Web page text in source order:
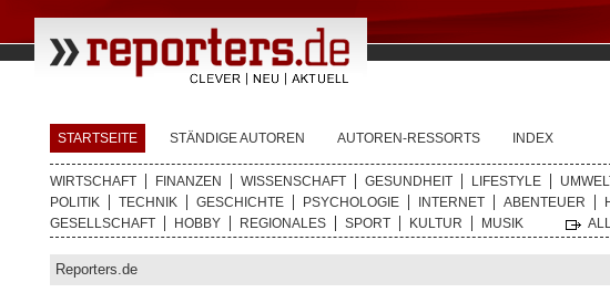
STARTSEITE STÄNDIGE AUTOREN AUTOREN-RESSORTS INDEX
WIRTSCHAFT FINANZEN WISSENSCHAFT GESUNDHEIT LIFESTYLE
POLITIK
TECHNIK GESCHICHTE PSYCHOLOGIE INTERNET ABENTEUER
GESELLSCHAFT
HOBBY REGIONALES SPORT KULTUR MUSIK
Reporters.de